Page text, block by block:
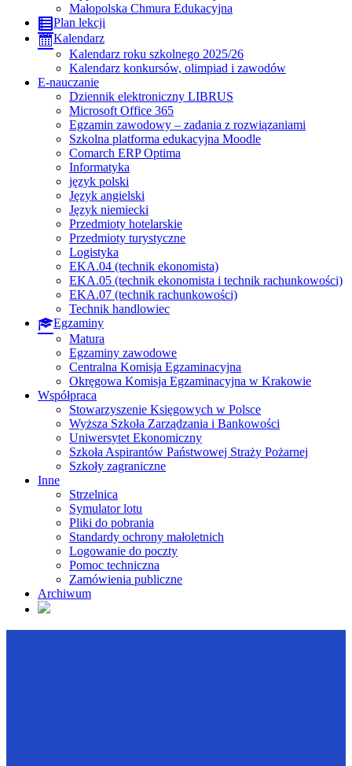
Małopolska Chmura Edukacyjna
Plan lekcji
Kalendarz
Kalendarz roku szkolnego 2025/26
Kalendarz konkursów, olimpiad i zawodów
E-nauczanie
Dziennik elektroniczny LIBRUS
Microsoft Office 365
Egzamin zawodowy – zadania z rozwiązaniami
Szkolna platforma edukacyjna Moodle
Comarch ERP Optima
Informatyka
język polski
Język angielski
Język niemiecki
Przedmioty hotelarskie
Przedmioty turystyczne
Logistyka
EKA.04 (technik ekonomista)
EKA.05 (technik ekonomista i technik rachunkowości)
EKA.07 (technik rachunkowości)
Technik handlowiec
Egzaminy
Matura
Egzaminy zawodowe
Centralna Komisja Egzaminacyjna
Okręgowa Komisja Egzaminacyjna w Krakowie
Współpraca
Stowarzyszenie Księgowych w Polsce
Wyższa Szkoła Zarządzania i Bankowości
Uniwersytet Ekonomiczny
Szkoła Aspirantów Państwowej Straży Pożarnej
Szkoły zagraniczne
Inne
Strzelnica
Symulator lotu
Pliki do pobrania
Standardy ochrony małoletnich
Logowanie do poczty
Pomoc techniczna
Zamówienia publiczne
Archiwum